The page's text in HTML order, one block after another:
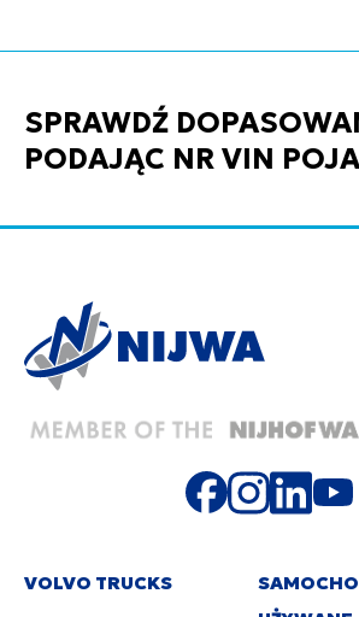
SPRAWDŹ
PODAJĄC NR VIN
VOLVO TRUCKS